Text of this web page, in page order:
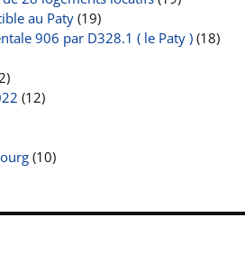
au Paty (19)
906 par D328.1 ( le Paty ) (18)
(12)
(10)